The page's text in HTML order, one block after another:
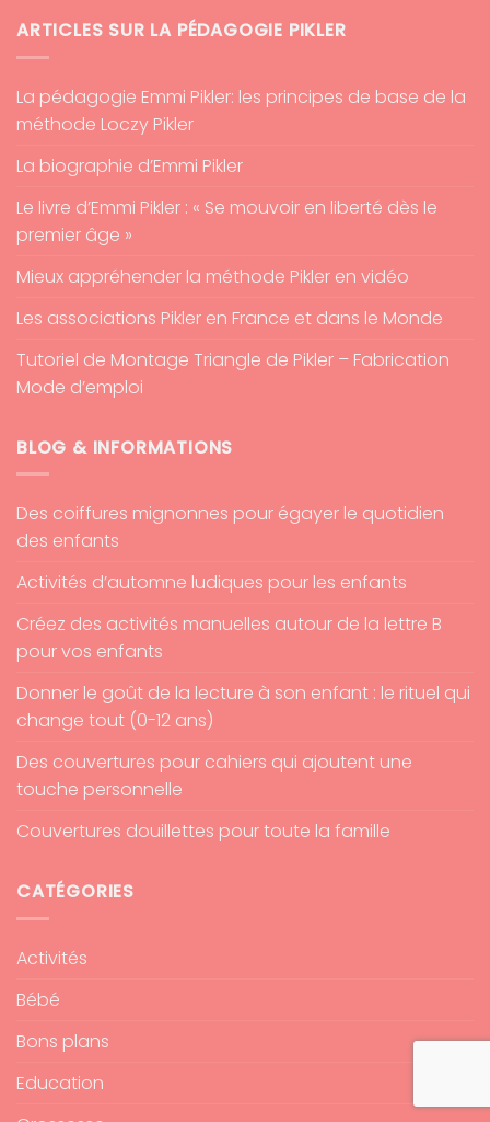
ARTICLES SUR LA PÉDAGOGIE PIKLER
La pédagogie Emmi Pikler: les principes de base de la
méthode Loczy Pikler
La biographie d’Emmi Pikler
Le livre d’Emmi Pikler : « Se mouvoir en liberté dès le
premier âge »
Mieux appréhender la méthode Pikler en vidéo
Les associations Pikler en France et dans le Monde
Tutoriel de Montage Triangle de Pikler – Fabrication
Mode d’emploi
BLOG & INFORMATIONS
Des coiffures mignonnes pour égayer le quotidien
des enfants
Activités d’automne ludiques pour les enfants
Créez des activités manuelles autour de la lettre B
pour vos enfants
Donner le goût de la lecture à son enfant : le rituel qui
change tout (0-12 ans)
Des couvertures pour cahiers qui ajoutent une
touche personnelle
Couvertures douillettes pour toute la famille
CATÉGORIES
Activités
Bébé
Bons plans
Education